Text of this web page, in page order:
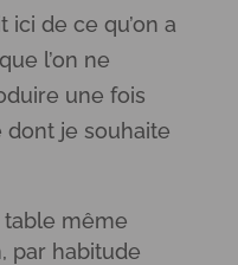
ici de ce qu’on a
l’on ne
une fois
dont je souhaite
même
par habitude